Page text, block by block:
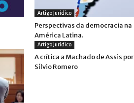
Artigo Jurídico
Perspectivas da democracia na
América Latina.
Artigo Jurídico
A crítica a Machado de Assis por
Sílvio Romero